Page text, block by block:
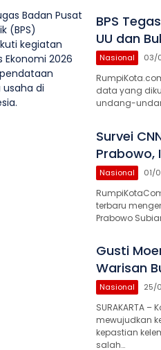
BPS
UU dan
Nasional 03/
data yang
undang-
Survei
Prabowo,
Nasional 01/
terbaru
Prabowo
Gusti
Warisan
Nasional 25/
SURAKARTA
mewujudkan
kepastian
salah…